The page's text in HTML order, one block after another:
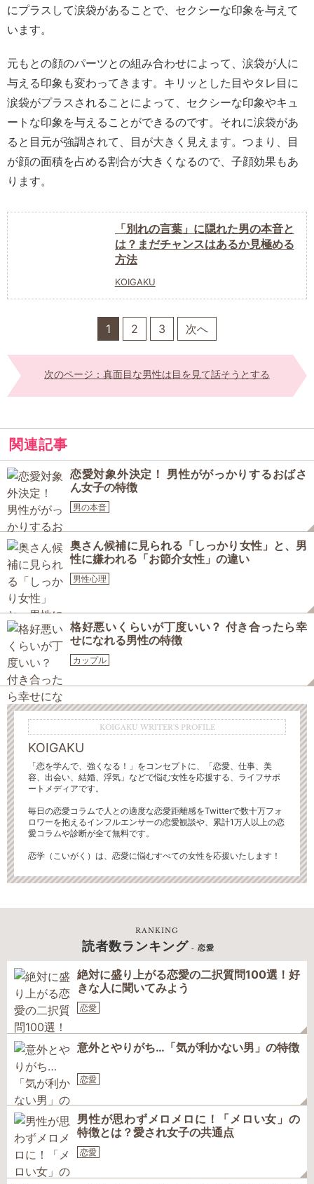
にプラスして涙袋があることで、セクシーな印象を与えて
います。
元もとの顔のパーツとの組み合わせによって、涙袋が人に
与える印象も変わってきます。キリッとした目やタレ目に
涙袋がプラスされることによって、セクシーな印象やキュ
ートな印象を与えることができるのです。それに涙袋があ
ると目元が強調されて、目が大きく見えます。つまり、目
が顔の面積を占める割合が大きくなるので、子顔効果もあ
ります。
「別れの言葉」に隠れた男の本音と
は？まだチャンスはあるか見極める
方法
KOIGAKU
1 2 3 次へ
次のページ：真面目な男性は目を見て話そうとする
関連記事
恋愛対象外決定！ 男性ががっかりするおばさ
ん女子の特徴
男の本音
奥さん候補に見られる「しっかり女性」と、男
性に嫌われる「お節介女性」の違い
男性心理
格好悪いくらいが丁度いい？ 付き合ったら幸
せになれる男性の特徴
カップル
KOIGAKU WRITER'S PROFILE
KOIGAKU
「恋を学んで、強くなる！」をコンセプトに、「恋愛、仕事、美
容、出会い、結婚、浮気」などで悩む女性を応援する、ライフサポ
ートメディアです。
毎日の恋愛コラムで人との適度な恋愛距離感をTwitterで数十万フォ
ロワーを抱えるインフルエンサーの恋愛観談や、累計1万人以上の恋
愛コラムや診断が全て無料です。
恋学（こいがく）は、恋愛に悩むすべての女性を応援いたします！
RANKING
読者数ランキング - 恋愛
絶対に盛り上がる恋愛の二択質問100選！好
きな人に聞いてみよう
恋愛
意外とやりがち…「気が利かない男」の特徴
恋愛
男性が思わずメロメロに！「メロい女」の
特徴とは？愛され女子の共通点
恋愛